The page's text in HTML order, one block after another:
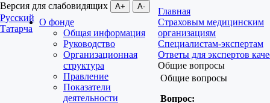
Версия для слабовидящих
A+ A-
Русский
Татарча
О фонде
Общая информация
Руководство
Организационная
структура
Правление
Показатели
деятельности
Главная
Страховым медицинским
организациям
Специалистам-экспертам
Ответы для экспертов
Общие вопросы
Общие вопросы
Вопрос: